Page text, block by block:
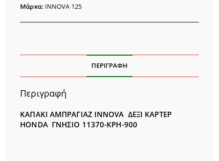
Μάρκα: INNOVA 125
ΠΕΡΙΓΡΑΦΉ
Περιγραφή
ΚΑΠΑΚΙ ΑΜΠΡΑΓΙΑΖ INNOVA ΔΕΞΙ ΚΑΡΤΕΡ
HONDA ΓΝΗΣΙΟ 11370-KPH-900